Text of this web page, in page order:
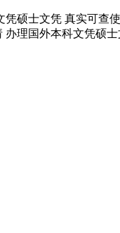
凭硕士文凭 真实可查
办理国外本科文凭硕